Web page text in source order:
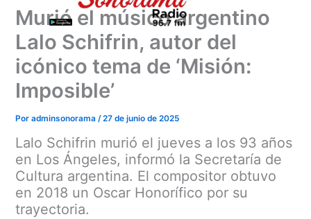
Murió el músico argentino
Lalo Schifrin, autor del
icónico tema de ‘Misión:
Imposible’
Poradminsonorama/27 de junio de 2025
Lalo Schifrin murió el jueves a los 93 años
en Los Ángeles, informó la Secretaría de
Cultura argentina. El compositor obtuvo
en 2018 un Oscar Honorífico por su
trayectoria.